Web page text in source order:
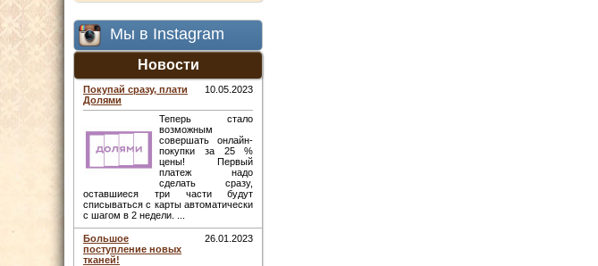
Мы в Instagram
Новости
Покупай сразу, плати
Долями
10.05.2023
Теперь стало
возможным
совершать онлайн-
покупки за 25 %
цены! Первый
платеж надо
сделать сразу,
оставшиеся три части будут
списываться с карты автоматически
с шагом в 2 недели. ...
Большое
поступление новых
тканей!
26.01.2023